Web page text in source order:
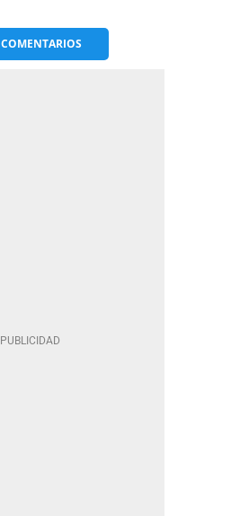
COMENTARIOS